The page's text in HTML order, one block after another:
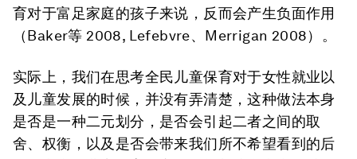
育对于富足家庭的孩子来说，反而会产生负面作用
（Baker等 2008, Lefebvre、Merrigan 2008）。
实际上，我们在思考全民儿童保育对于女性就业以
及儿童发展的时候，并没有弄清楚，这种做法本身
是否是一种二元划分，是否会引起二者之间的取
舍、权衡，以及是否会带来我们所不希望看到的后